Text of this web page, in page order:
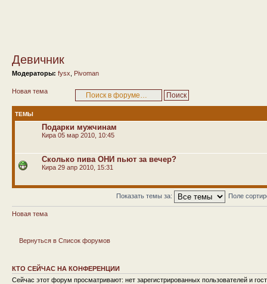
Девичник
Модераторы: fysx Pivoman
Новая тема
ТЕМЫ
Подарки мужчинам
Кира 05 мар 2010, 10:45
Сколько пива ОНИ пьют за вечер?
Кира 29 апр 2010, 15:31
Показать темы за: Поле
Новая тема
Вернуться в Список форумов
КТО СЕЙЧАС НА КОНФЕРЕНЦИИ
Сейчас этот форум просматривают: нет зарегистрированных пользователей и